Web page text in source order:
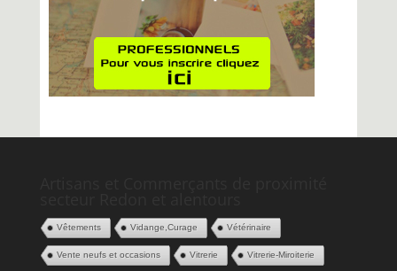
Vêtements Vidange,Curage Vétérinaire
Vente neufs et occasions Vitrerie Vitrerie-Miroiterie